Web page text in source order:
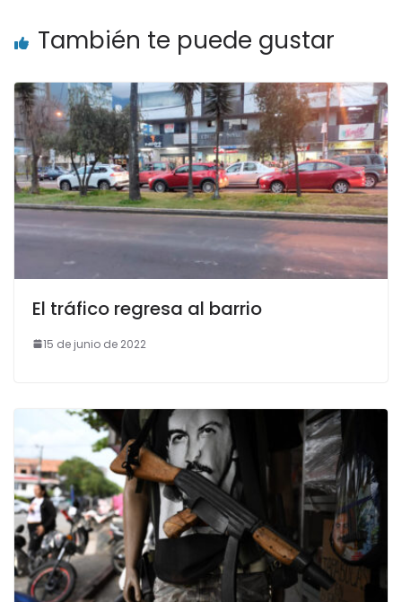
También te puede gustar
El tráfico regresa al barrio
15 de junio de 2022